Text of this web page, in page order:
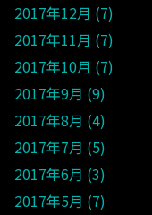
2017年12月 7
2017年11月 7
2017年10月 7
2017年9月 9
2017年8月 4
2017年7月 5
2017年6月 3
2017年5月 7